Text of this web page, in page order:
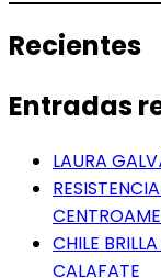
Recientes
Entradas
LAURA
CHILE
CALAFATE